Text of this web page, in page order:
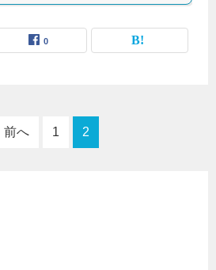
0
前へ 1 2